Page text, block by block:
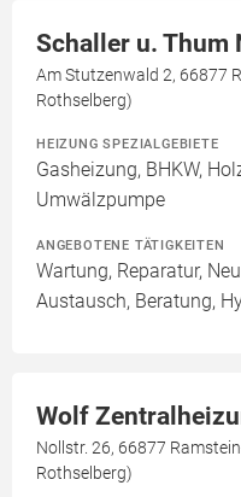
Schaller u. Thum
Am Stutzenwald 2, 66877
Rothselberg)
HEIZUNG SPEZIALGEBIETE
Gasheizung, BHKW,
Umwälzpumpe
ANGEBOTENE TÄTIGKEITEN
Wartung, Reparatur,
Austausch, Beratung,
Wolf
Nollstr. 26, 66877
Rothselberg)